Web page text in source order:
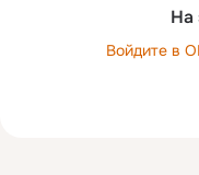
На
Войдите в